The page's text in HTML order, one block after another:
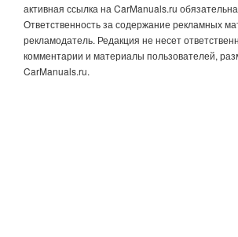
активная ссылка на CarManuals.ru
Ответственность за содержание рекламных
рекламодатель. Редакция не несет
комментарии и материалы пользователей,
CarManuals.ru.